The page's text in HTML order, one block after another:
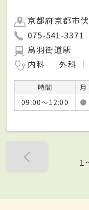
京都府京都市
075-541-3371
鳥羽街道駅
内科
外科
時間 月
09:00～12:00
●
1